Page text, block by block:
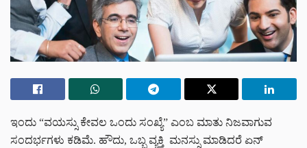
ಇಂದು “ವಯಸ್ಸು ಕೇವಲ ಒಂದು ಸಂಖ್ಯೆ” ಎಂಬ ಮಾತು ನಿಜವಾಗುವ
ಸಂದರ್ಭಗಳು ಕಡಿಮೆ. ಹೌದು, ಒಬ್ಬ ವ್ಯಕ್ತಿ ಮನಸ್ಸು ಮಾಡಿದರೆ ಏನ್